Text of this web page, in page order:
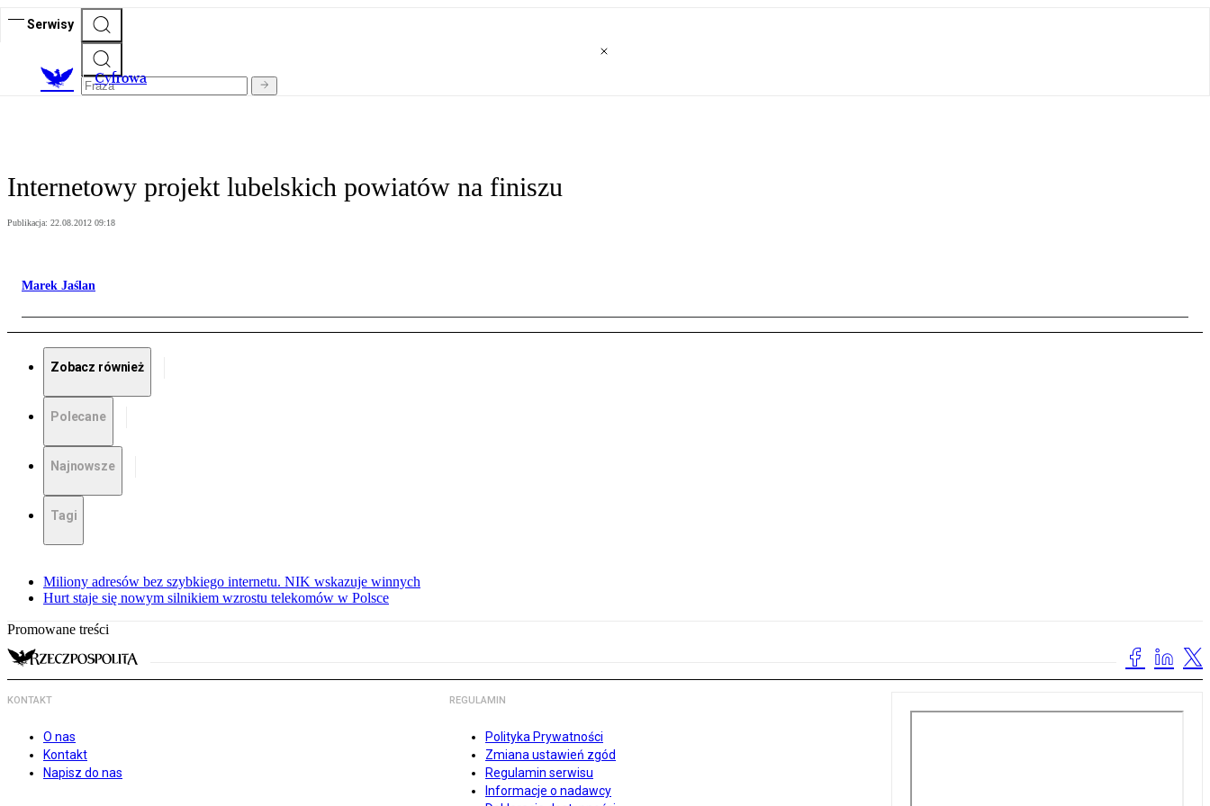
Serwisy
Cyfrowa
Internetowy projekt lubelskich powiatów na finiszu
Publikacja: 22.08.2012 09:18
Marek Jaślan
Zobacz również
Polecane
Najnowsze
Tagi
Miliony adresów bez szybkiego internetu. NIK wskazuje winnych
Hurt staje się nowym silnikiem wzrostu telekomów w Polsce
Promowane treści
KONTAKT
O nas
Kontakt
Napisz do nas
REGULAMIN
Polityka Prywatności
Zmiana ustawień zgód
Regulamin serwisu
Informacje o nadawcy